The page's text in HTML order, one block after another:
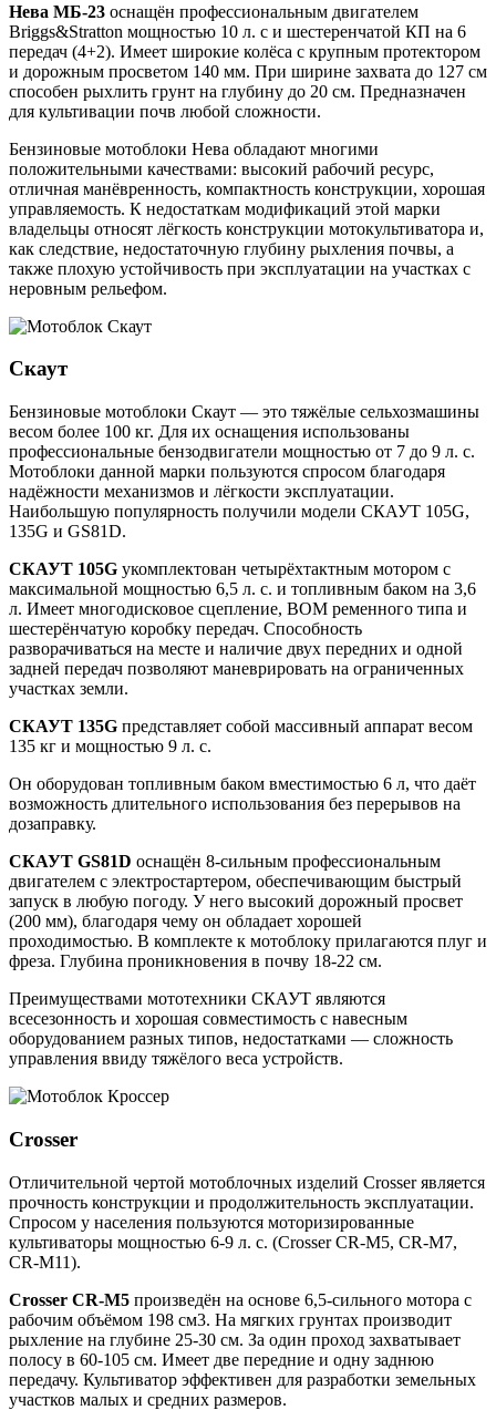
Нева МБ-23 оснащён профессиональным двигателем
Briggs&Stratton мощностью 10 л. с и шестеренчатой КП на 6
передач (4+2). Имеет широкие колёса с крупным протектором
и дорожным просветом 140 мм. При ширине захвата до 127 см
способен рыхлить грунт на глубину до 20 см. Предназначен
для культивации почв любой сложности.
Бензиновые мотоблоки Нева обладают многими
положительными качествами: высокий рабочий ресурс,
отличная манёвренность, компактность конструкции, хорошая
управляемость. К недостаткам модификаций этой марки
владельцы относят лёгкость конструкции мотокультиватора и,
как следствие, недостаточную глубину рыхления почвы, а
также плохую устойчивость при эксплуатации на участках с
неровным рельефом.
Скаут
Бензиновые мотоблоки Скаут — это тяжёлые сельхозмашины
весом более 100 кг. Для их оснащения использованы
профессиональные бензодвигатели мощностью от 7 до 9 л. с.
Мотоблоки данной марки пользуются спросом благодаря
надёжности механизмов и лёгкости эксплуатации.
Наибольшую популярность получили модели СКАУТ 105G,
135G и GS81D.
СКАУТ 105G укомплектован четырёхтактным мотором с
максимальной мощностью 6,5 л. с. и топливным баком на 3,6
л. Имеет многодисковое сцепление, ВОМ ременного типа и
шестерёнчатую коробку передач. Способность
разворачиваться на месте и наличие двух передних и одной
задней передач позволяют маневрировать на ограниченных
участках земли.
СКАУТ 135G представляет собой массивный аппарат весом
135 кг и мощностью 9 л. с.
Он оборудован топливным баком вместимостью 6 л, что даёт
возможность длительного использования без перерывов на
дозаправку.
СКАУТ GS81D оснащён 8-сильным профессиональным
двигателем с электростартером, обеспечивающим быстрый
запуск в любую погоду. У него высокий дорожный просвет
(200 мм), благодаря чему он обладает хорошей
проходимостью. В комплекте к мотоблоку прилагаются плуг и
фреза. Глубина проникновения в почву 18-22 см.
Преимуществами мототехники СКАУТ являются
всесезонность и хорошая совместимость с навесным
оборудованием разных типов, недостатками — сложность
управления ввиду тяжёлого веса устройств.
Crosser
Отличительной чертой мотоблочных изделий Crosser является
прочность конструкции и продолжительность эксплуатации.
Спросом у населения пользуются моторизированные
культиваторы мощностью 6-9 л. с. (Crosser CR-M5, CR-M7,
CR-M11).
Crosser CR-M5 произведён на основе 6,5-сильного мотора с
рабочим объёмом 198 см3. На мягких грунтах производит
рыхление на глубине 25-30 см. За один проход захватывает
полосу в 60-105 см. Имеет две передние и одну заднюю
передачу. Культиватор эффективен для разработки земельных
участков малых и средних размеров.